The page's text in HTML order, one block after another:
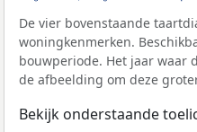
De vier bovenstaande
woningkenmerken.
bouwperiode. Het jaar waar
de afbeelding om deze
Bekijk onderstaande